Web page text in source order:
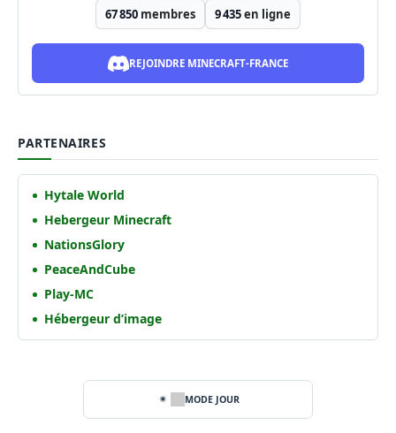
67 850 membres 9 435en ligne
REJOINDRE MINECRAFT-FRANCE
PARTENAIRES
Hytale World
Hebergeur Minecraft
NationsGlory
PeaceAndCube
Play-MC
Hébergeur d’image
MODE JOUR